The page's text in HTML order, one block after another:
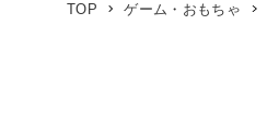
TOP ゲーム・おもちゃ